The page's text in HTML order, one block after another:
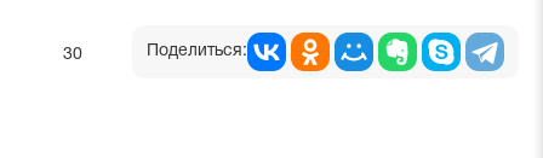
30 Поделиться: